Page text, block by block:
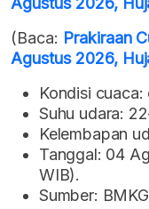
(Baca: Prakiraan
Agustus 2026,
Kondisi
Suhu udara:
Kelembapan
Tanggal: 04
WIB).
Sumber: